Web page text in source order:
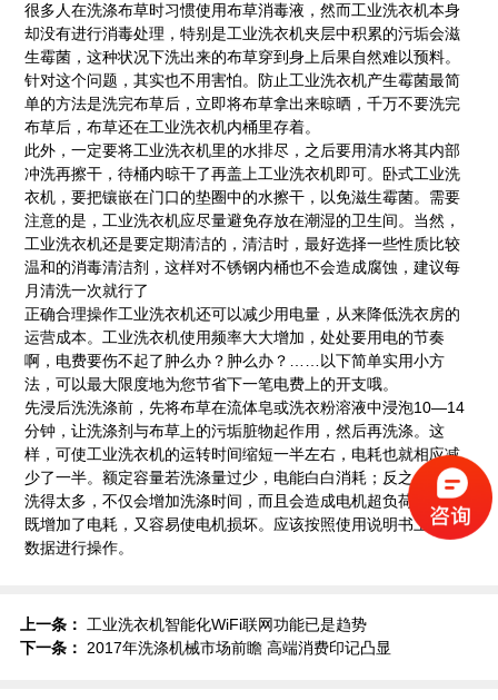
很多人在洗涤布草时习惯使用布草消毒液，然而工业洗衣机本身
却没有进行消毒处理，特别是工业洗衣机夹层中积累的污垢会滋
生霉菌，这种状况下洗出来的布草穿到身上后果自然难以预料。
针对这个问题，其实也不用害怕。防止工业洗衣机产生霉菌最简
单的方法是洗完布草后，立即将布草拿出来晾晒，千万不要洗完
布草后，布草还在工业洗衣机内桶里存着。
此外，一定要将工业洗衣机里的水排尽，之后要用清水将其内部
冲洗再擦干，待桶内晾干了再盖上工业洗衣机即可。 卧式工业洗
衣机 ，要把镶嵌在门口的垫圈中的水擦干，以免滋生霉菌。需要
注意的是，工业洗衣机应尽量避免存放在潮湿的卫生间。当然，
工业洗衣机还是要定期清洁的，清洁时，最好选择一些性质比较
温和的消毒清洁剂，这样对不锈钢内桶也不会造成腐蚀，建议每
月清洗一次就行了
正确合理操作工业洗衣机还可以减少用电量，从来降低洗衣房的
运营成本。工业洗衣机使用频率大大增加，处处要用电的节奏
啊，电费要伤不起了肿么办？肿么办？……以下简单实用小方
法，可以最大限度地为您节省下一笔电费上的开支哦。
先浸后洗洗涤前，先将布草在流体皂或洗衣粉溶液中浸泡10—14
分钟，让洗涤剂与布草上的污垢脏物起作用，然后再洗涤。这
样，可使工业洗衣机的运转时间缩短一半左右，电耗也就相应减
少了一半。额定容量若洗涤量过少，电能白白消耗；反之，一次
洗得太多，不仅会增加洗涤时间，而且会造成电机超负荷运转，
既增加了电耗，又容易使电机损坏。应该按照使用说明书上所示
数据进行操作。
上一条： 工业洗衣机智能化WiFi联网功能已是趋势
下一条： 2017年洗涤机械市场前瞻 高端消费印记凸显